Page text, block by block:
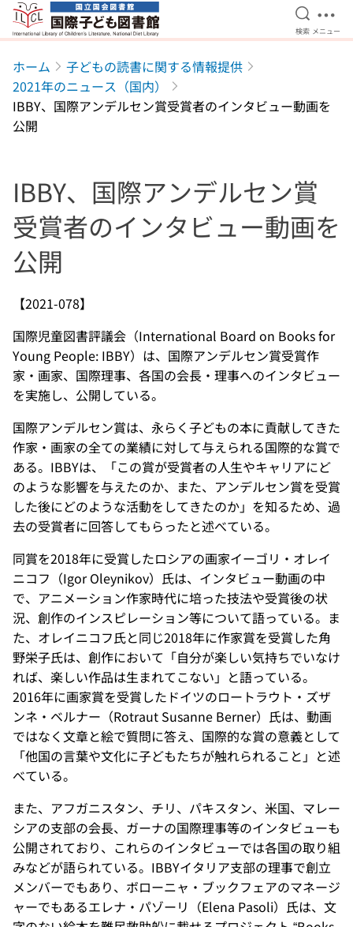
本文へ移動
検索を
検索 メ
メニュー
ホーム
子どもの読書に関する情報提供
2021年のニュース（国内）
IBBY、国際アンデルセン賞受賞者のインタビュー動画を
公開
IBBY、国際アンデルセン賞
受賞者のインタビュー動画を
公開
【2021-078】
国際児童図書評議会（International Board on Books for
Young People: IBBY）は、国際アンデルセン賞受賞作
家・画家、国際理事、各国の会長・理事へのインタビュー
を実施し、公開している。
国際アンデルセン賞は、永らく子どもの本に貢献してきた
作家・画家の全ての業績に対して与えられる国際的な賞で
ある。IBBYは、「この賞が受賞者の人生やキャリアにど
のような影響を与えたのか、また、アンデルセン賞を受賞
した後にどのような活動をしてきたのか」を知るため、過
去の受賞者に回答してもらったと述べている。
同賞を2018年に受賞したロシアの画家イーゴリ・オレイ
ニコフ（Igor Oleynikov）氏は、インタビュー動画の中
で、アニメーション作家時代に培った技法や受賞後の状
況、創作のインスピレーション等について語っている。ま
た、オレイニコフ氏と同じ2018年に作家賞を受賞した角
野栄子氏は、創作において「自分が楽しい気持ちでいなけ
れば、楽しい作品は生まれてこない」と語っている。
2016年に画家賞を受賞したドイツのロートラウト・ズザ
ンネ・ベルナー（Rotraut Susanne Berner）氏は、動画
ではなく文章と絵で質問に答え、国際的な賞の意義として
「他国の言葉や文化に子どもたちが触れられること」と述
べている。
また、アフガニスタン、チリ、パキスタン、米国、マレー
シアの支部の会長、ガーナの国際理事等のインタビューも
公開されており、これらのインタビューでは各国の取り組
みなどが語られている。IBBYイタリア支部の理事で創立
メンバーでもあり、ボローニャ・ブックフェアのマネージ
ャーでもあるエレナ・パゾーリ（Elena Pasoli）氏は、文